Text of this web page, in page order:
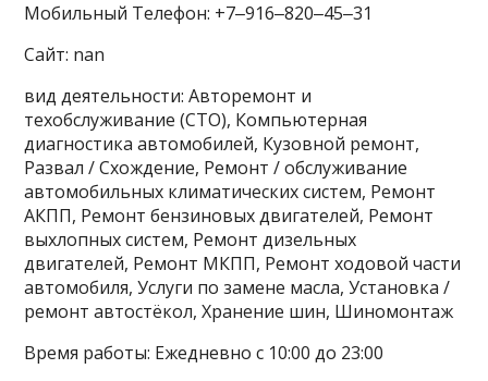
Мобильный Телефон: +7‒916‒820‒45‒31
Сайт: nan
вид деятельности: Авторемонт и
техобслуживание (СТО), Компьютерная
диагностика автомобилей, Кузовной ремонт,
Развал / Схождение, Ремонт / обслуживание
автомобильных климатических систем, Ремонт
АКПП, Ремонт бензиновых двигателей, Ремонт
выхлопных систем, Ремонт дизельных
двигателей, Ремонт МКПП, Ремонт ходовой части
автомобиля, Услуги по замене масла, Установка /
ремонт автостёкол, Хранение шин, Шиномонтаж
Время работы: Ежедневно с 10:00 до 23:00